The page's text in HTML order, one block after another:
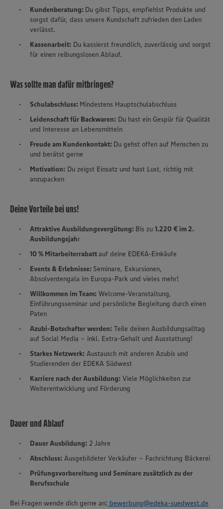
Kundenberatung: Du gibst Tipps, empfiehlst Produkte und
sorgst dafür, dass unsere Kundschaft zufrieden den Laden
verlässt.
Kassenarbeit: Du kassierst freundlich, zuverlässig und sorgst
für einen reibungslosen Ablauf.
Was sollte man dafür mitbringen?
Schulabschluss: Mindestens Hauptschulabschluss
Leidenschaft für Backwaren: Du hast ein Gespür für Qualität
und Interesse an Lebensmitteln
Freude am Kundenkontakt: Du gehst offen auf Menschen zu
und berätst gerne
Motivation: Du zeigst Einsatz und hast Lust, richtig mit
anzupacken
Deine Vorteile bei uns!
Attraktive Ausbildungsvergütung: Bis zu 1.220 € im 2.
Ausbildungsjahr
10 % Mitarbeiterrabattauf deine EDEKA-Einkäufe
Events & Erlebnisse: Seminare, Exkursionen,
Absolventengala im Europa-Park und vieles mehr!
Willkommen im Team: Welcome-Veranstaltung,
Einführungsseminar und persönliche Begleitung durch einen
Paten
Azubi-Botschafter werden: Teile deinen Ausbildungsalltag
auf Social Media – inkl. Extra-Gehalt und Ausstattung!
Starkes Netzwerk: Austausch mit anderen Azubis und
Studierenden der EDEKA Südwest
Karriere nach der Ausbildung: Viele Möglichkeiten zur
Weiterentwicklung und Förderung
Dauer und Ablauf
Dauer Ausbildung: 2 Jahre
Abschluss: Ausgebildeter Verkäufer – Fachrichtung Bäckerei
Prüfungsvorbereitung und Seminare zusätzlich zu der
Berufsschule
Bei Fragen wende dich gerne an: bewerbung@edeka-suedwest.de